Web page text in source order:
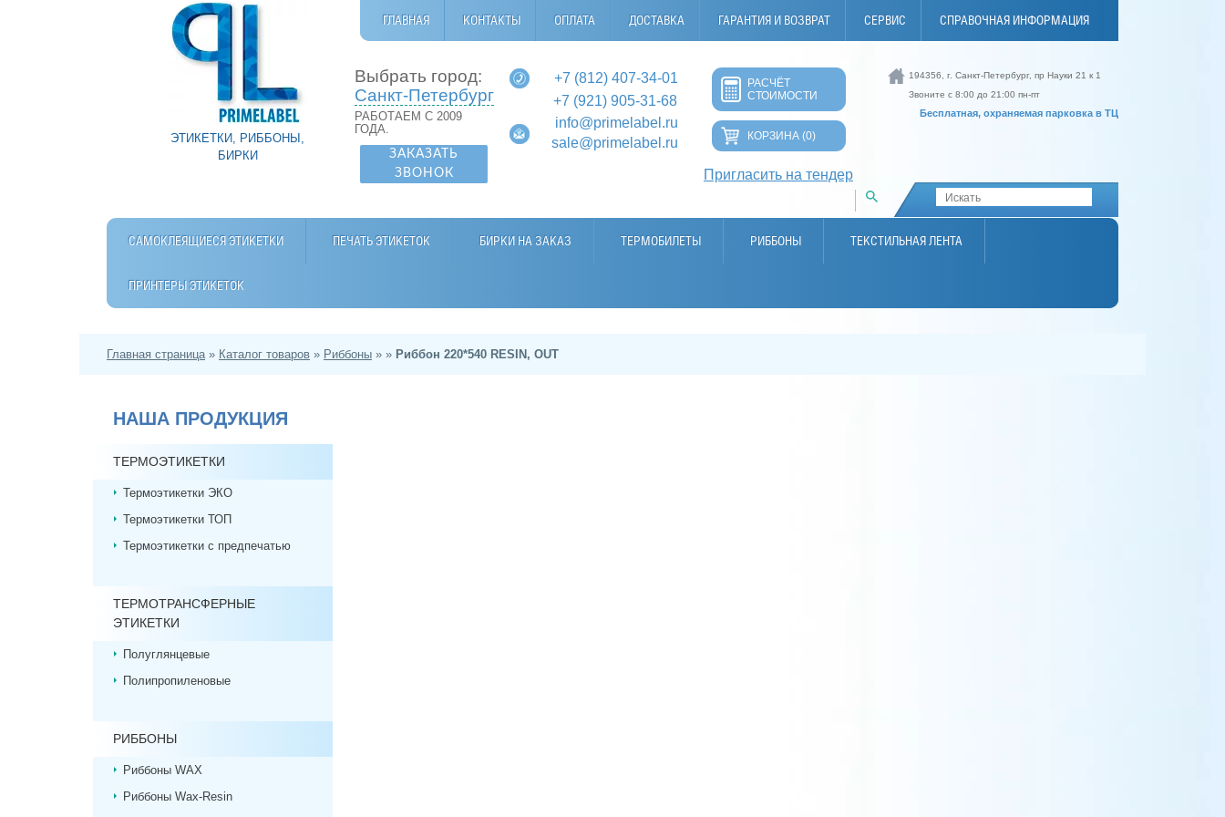
ГЛАВНАЯ КОНТАКТЫ ОПЛАТА ДОСТАВКА ГАРАНТИЯ И ВОЗВРАТ СЕРВИС СПРАВОЧНАЯ ИНФОРМАЦИЯ
ЭТИКЕТКИ, РИББОНЫ,
БИРКИ
Выбрать город:
Санкт-Петербург
РАБОТАЕМ С 2009
ГОДА.
ЗАКАЗАТЬ
ЗВОНОК
+7 (812) 407-34-01
+7 (921) 905-31-68
info@primelabel.ru
sale@primelabel.ru
РАСЧЁТ
СТОИМОСТИ
КОРЗИНА (0)
Пригласить на тендер
194356, г. Санкт-Петербург, пр Науки 21 к 1
Звоните с 8:00 до 21:00 пн-пт
Бесплатная, охраняемая парковка в ТЦ
САМОКЛЕЯЩИЕСЯ ЭТИКЕТКИ ПЕЧАТЬ ЭТИКЕТОК БИРКИ НА ЗАКАЗ ТЕРМОБИЛЕТЫ РИББОНЫ ТЕКСТИЛЬНАЯ ЛЕНТА
ПРИНТЕРЫ ЭТИКЕТОК
Главная страница» Каталог товаров » Риббоны » » Риббон 220*540 RESIN, OUT
НАША ПРОДУКЦИЯ
ТЕРМОЭТИКЕТКИ
Термоэтикетки ЭКО
Термоэтикетки ТОП
Термоэтикетки с предпечатью
ТЕРМОТРАНСФЕРНЫЕ
ЭТИКЕТКИ
Полуглянцевые
Полипропиленовые
РИББОНЫ
Риббоны WAX
Риббоны Wax-Resin